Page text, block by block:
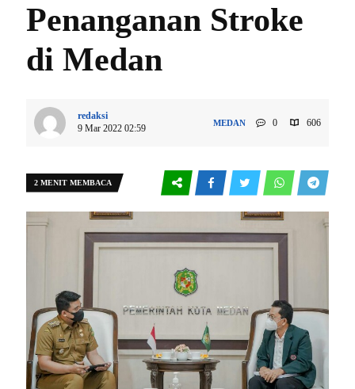
Penanganan Stroke
di Medan
redaksi
9 Mar 2022 02:59
MEDAN 0 606
2 MENIT MEMBACA